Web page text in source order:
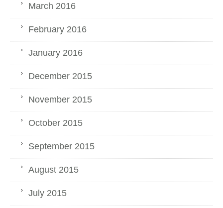
March 2016
February 2016
January 2016
December 2015
November 2015
October 2015
September 2015
August 2015
July 2015